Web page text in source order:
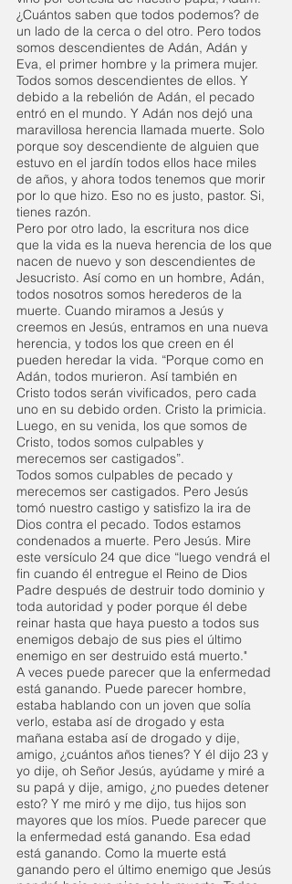
¿Cuántos saben que todos podemos? de
un lado de la cerca o del otro. Pero todos
somos descendientes de Adán, Adán y
Eva, el primer hombre y la primera mujer.
Todos somos descendientes de ellos. Y
debido a la rebelión de Adán, el pecado
entró en el mundo. Y Adán nos dejó una
maravillosa herencia llamada muerte. Solo
porque soy descendiente de alguien que
estuvo en el jardín todos ellos hace miles
de años, y ahora todos tenemos que morir
por lo que hizo. Eso no es justo, pastor. Si,
tienes razón.
Pero por otro lado, la escritura nos dice
que la vida es la nueva herencia de los que
nacen de nuevo y son descendientes de
Jesucristo. Así como en un hombre, Adán,
todos nosotros somos herederos de la
muerte. Cuando miramos a Jesús y
creemos en Jesús, entramos en una nueva
herencia, y todos los que creen en él
pueden heredar la vida. “Porque como en
Adán, todos murieron. Así también en
Cristo todos serán vivificados, pero cada
uno en su debido orden. Cristo la primicia.
Luego, en su venida, los que somos de
Cristo, todos somos culpables y
merecemos ser castigados”.
Todos somos culpables de pecado y
merecemos ser castigados. Pero Jesús
tomó nuestro castigo y satisfizo la ira de
Dios contra el pecado. Todos estamos
condenados a muerte. Pero Jesús. Mire
este versículo 24 que dice “luego vendrá el
fin cuando él entregue el Reino de Dios
Padre después de destruir todo dominio y
toda autoridad y poder porque él debe
reinar hasta que haya puesto a todos sus
enemigos debajo de sus pies el último
enemigo en ser destruido está muerto."
A veces puede parecer que la enfermedad
está ganando. Puede parecer hombre,
estaba hablando con un joven que solía
verlo, estaba así de drogado y esta
mañana estaba así de drogado y dije,
amigo, ¿cuántos años tienes? Y él dijo 23 y
yo dije, oh Señor Jesús, ayúdame y miré a
su papá y dije, amigo, ¿no puedes detener
esto? Y me miró y me dijo, tus hijos son
mayores que los míos. Puede parecer que
la enfermedad está ganando. Esa edad
está ganando. Como la muerte está
ganando pero el último enemigo que Jesús